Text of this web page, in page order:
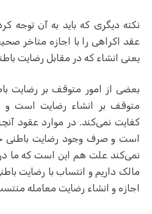
نکته دیگری که باید به آن توجه
عقد اکراهی را با اجازه متاخر
یعنی انشاء که در مقابل رضایت
بعضی از امور متوقف بر رضایت
متوقف بر انشاء‌ رضایت است
کفایت نمی‌کند. در موارد عقود
است و صرف وجود رضایت باطنی
نمی‌کند علت هم این است که ما در
مالک داریم و انتساب با رضایت
اجازه و انشاء‌ رضایت معامله